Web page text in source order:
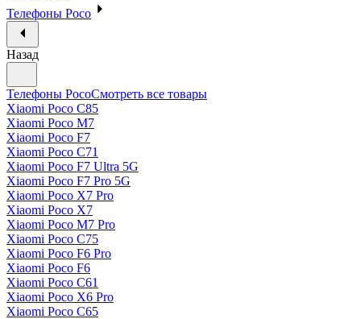
Телефоны Poco
Назад
Телефоны PocoСмотреть все товары
Xiaomi Poco C85
Xiaomi Poco M7
Xiaomi Poco F7
Xiaomi Poco C71
Xiaomi Poco F7 Ultra 5G
Xiaomi Poco F7 Pro 5G
Xiaomi Poco X7 Pro
Xiaomi Poco X7
Xiaomi Poco M7 Pro
Xiaomi Poco C75
Xiaomi Poco F6 Pro
Xiaomi Poco F6
Xiaomi Poco C61
Xiaomi Poco X6 Pro
Xiaomi Poco C65